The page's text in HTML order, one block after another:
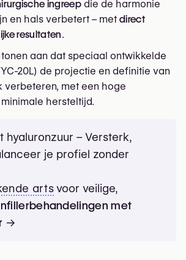
ingreep die de harmonie
en hals verbetert – met direct
resultaten.
aan dat speciaal ontwikkelde
20L) de projectie en definitie van
verbeteren, met een hoge
hersteltijd.
hyaluronzuur – Versterk,
je profiel zonder
arts voor veilige,
met
→